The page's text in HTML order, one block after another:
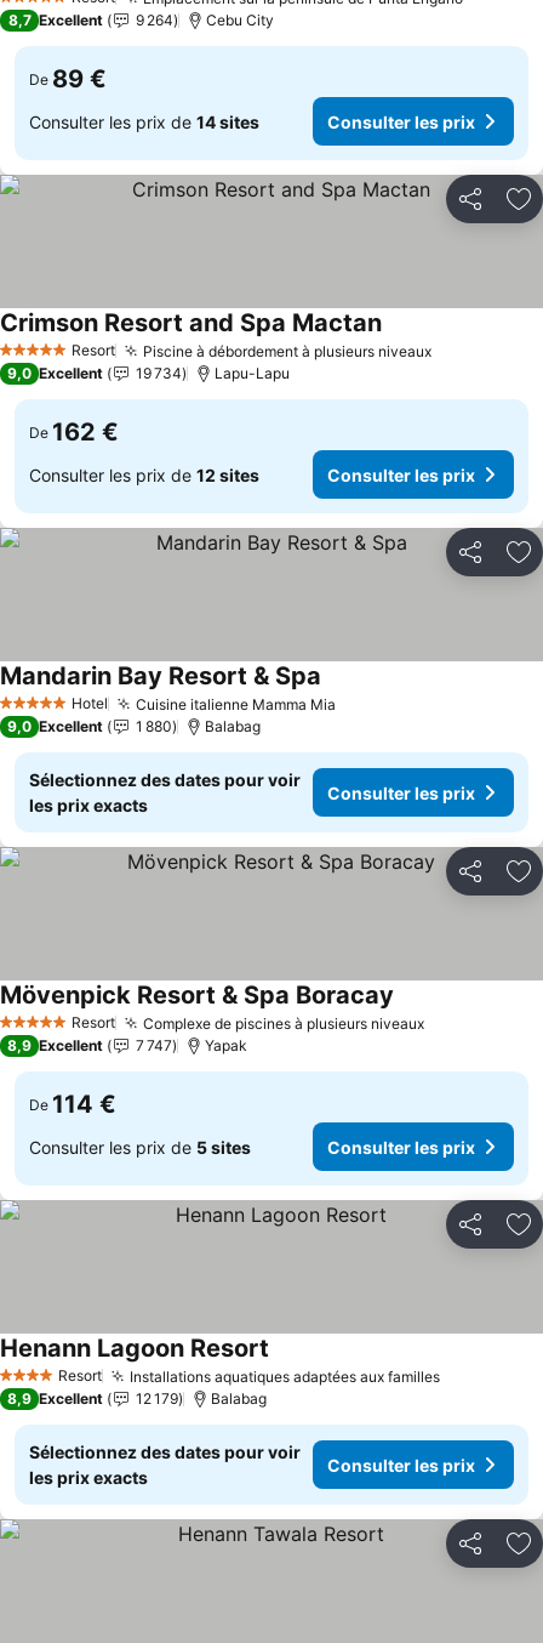
5 Étoiles
8,7 Excellent 9 264 Cebu City
De 89 €
Consulter les prix de 14 sites Consulter les prix
Partager
5 Étoiles Resort Piscine à débordement à plusieurs niveauxConsulter
Crimson Resort and Spa MactanConsulter les prix
9,0 Excellent 19 734 Lapu-Lapu
De 162 €
Consulter les prix de 12 sites Consulter les prix
Partager
5 Étoiles Hotel Cuisine italienne Mamma Mia
Mandarin Bay Resort & Spa
9,0 Excellent 1 880 Balabag
Sélectionnez des dates pour voir
les prix exacts
Consulter les prix
Partager
5 Étoiles Resort Complexe de piscines à plusieurs niveauxConsulter
Mövenpick Resort & Spa Boracay
8,9 Excellent 7 747 Yapak
De 114 €
Consulter les prix de 5 sites Consulter les prix
Partager
4 Étoiles Resort Installations aquatiques adaptées aux famillesConsulter
Henann Lagoon Resort
8,9 Excellent 12 179 Balabag
Sélectionnez des dates pour voir
les prix exacts
Consulter les prix
Partager